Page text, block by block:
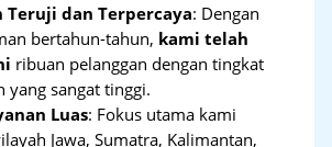
Teruji dan Terpercaya: Dengan
bertahun-tahun, kami telah
ribuan pelanggan dengan tingkat
yang sangat tinggi.
Luas: Fokus utama kami
Jawa, Sumatra, Kalimantan,